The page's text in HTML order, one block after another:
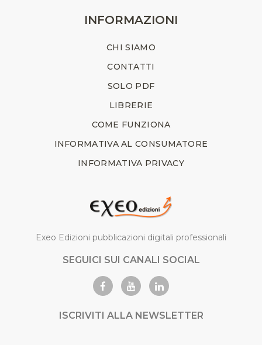
INFORMAZIONI
CHI SIAMO
CONTATTI
SOLO PDF
LIBRERIE
COME FUNZIONA
INFORMATIVA AL CONSUMATORE
INFORMATIVA PRIVACY
Exeo Edizioni pubblicazioni digitali professionali
SEGUICI SUI CANALI SOCIAL
ISCRIVITI ALLA NEWSLETTER